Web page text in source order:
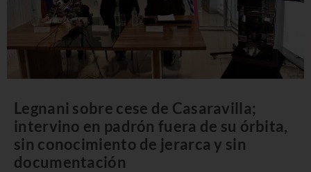
Legnani sobre cese de Casaravilla;
intervino en padrón fuera de su órbita,
sin conocimiento de jerarca y sin
documentación